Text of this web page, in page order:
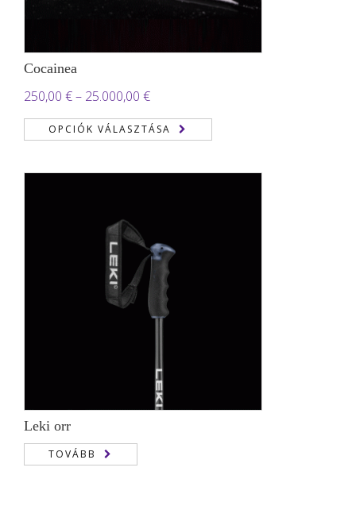
Cocainea
250,00 €– 25.000,00 €Ártartomány:
250,00 €
-
OPCIÓK VÁLASZTÁSA
Leki orr
TOVÁBB